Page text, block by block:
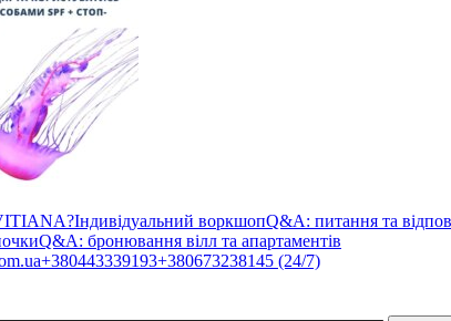
Індивідуальний воркшопQ&A: питання та
Q&A: бронювання вілл та апартаментів
+380443339193+380673238145 (24/7)